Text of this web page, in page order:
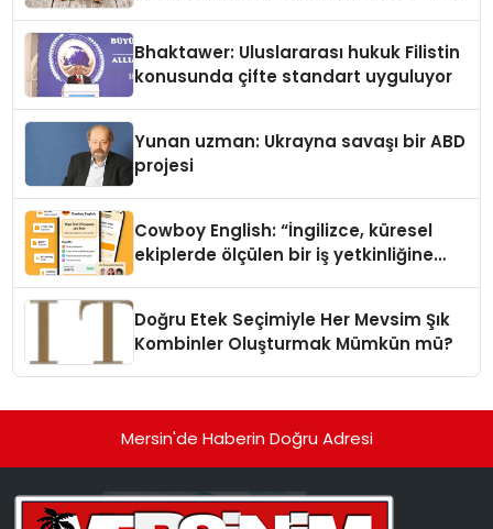
Bhaktawer: Uluslararası hukuk Filistin
konusunda çifte standart uyguluyor
Yunan uzman: Ukrayna savaşı bir ABD
projesi
Cowboy English: “İngilizce, küresel
ekiplerde ölçülen bir iş yetkinliğine
Doğru Etek Seçimiyle Her Mevsim Şık
Kombinler Oluşturmak Mümkün mü?
Mersin'de Haberin Doğru Adresi